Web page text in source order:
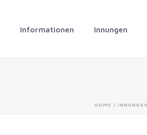
Informationen Innungen
HOME /